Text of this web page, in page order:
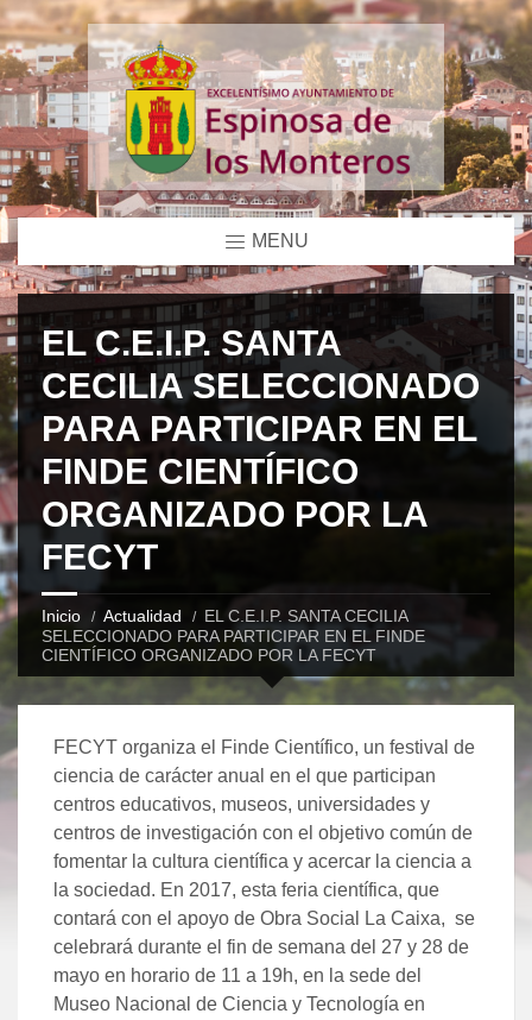
MENU
EL C.E.I.P. SANTA
CECILIA SELECCIONADO
PARA PARTICIPAR EN EL
FINDE CIENTÍFICO
ORGANIZADO POR LA
FECYT
Inicio Actualidad
EL C.E.I.P. SANTA CECILIA
SELECCIONADO PARA PARTICIPAR EN EL FINDE
CIENTÍFICO ORGANIZADO POR LA FECYT
FECYT organiza el Finde Científico, un festival de
ciencia de carácter anual en el que participan
centros educativos, museos, universidades y
centros de investigación con el objetivo común de
fomentar la cultura científica y acercar la ciencia a
la sociedad. En 2017, esta feria científica, que
contará con el apoyo de Obra Social La Caixa, se
celebrará durante el fin de semana del 27 y 28 de
mayo en horario de 11 a 19h, en la sede del
Museo Nacional de Ciencia y Tecnología en